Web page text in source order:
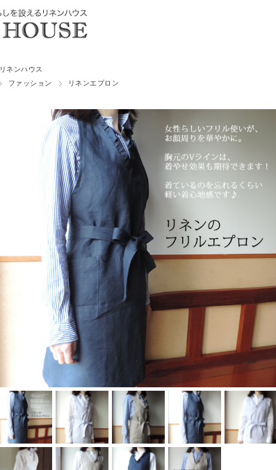
リネンハウス
ファッション
リネンエプロン